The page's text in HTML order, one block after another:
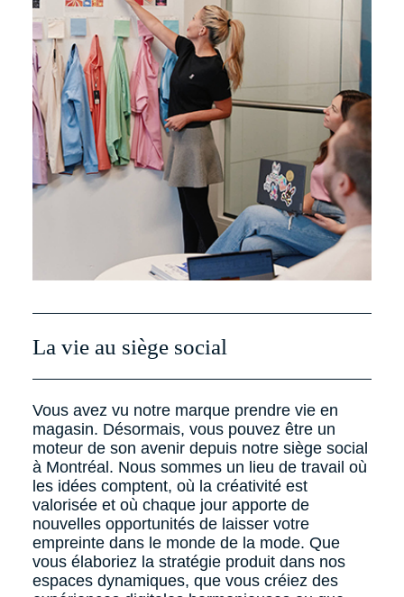
La vie au siège social
Vous avez vu notre marque prendre vie en
magasin. Désormais, vous pouvez être un
moteur de son avenir depuis notre siège social
à Montréal. Nous sommes un lieu de travail où
les idées comptent, où la créativité est
valorisée et où chaque jour apporte de
nouvelles opportunités de laisser votre
empreinte dans le monde de la mode. Que
vous élaboriez la stratégie produit dans nos
espaces dynamiques, que vous créiez des